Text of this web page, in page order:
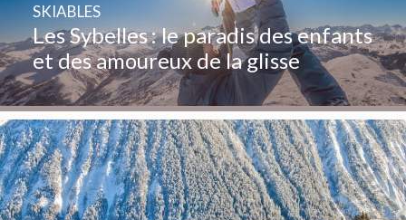
Les Sybelles : le paradis des enfants
et des amoureux de la glisse
SKIABLES